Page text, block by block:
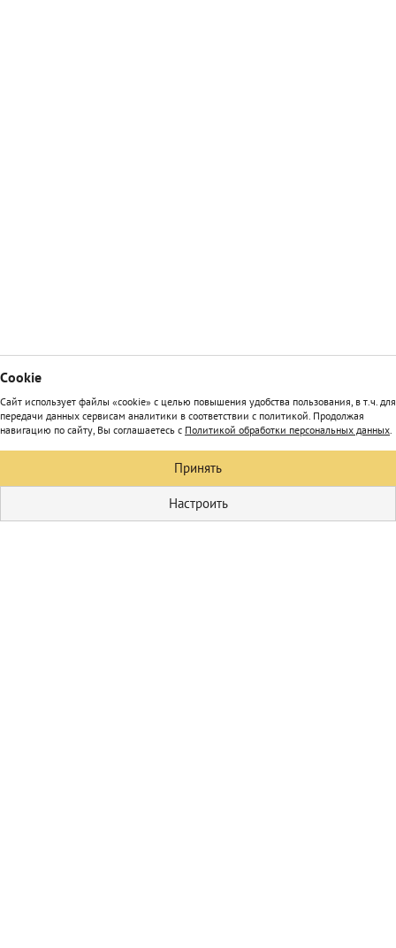
Сookie
Сайт использует файлы «cookie» с целью повышения удобства пользования, в т.ч. для
передачи данных сервисам аналитики в соответствии с политикой. Продолжая
навигацию по сайту, Вы соглашаетесь с Политикой обработки персональных данных.
Принять
Настроить